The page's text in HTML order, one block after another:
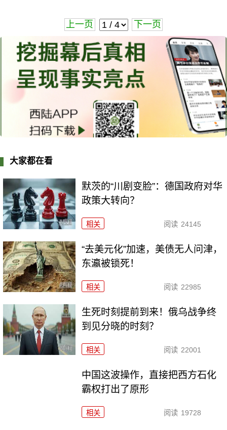
上一页 下一页
大家都在看
默茨的“川剧变脸”：德国政府对华
政策大转向？
相关 阅读 24145
“去美元化”加速，美债无人问津，
东瀛被锁死！
相关 阅读 22985
生死时刻提前到来！俄乌战争终
到见分晓的时刻？
相关 阅读 22001
中国这波操作，直接把西方石化
霸权打出了原形
相关 阅读 19728